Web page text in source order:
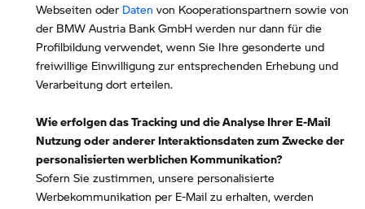
Webseiten oder Daten von Kooperationspartnern sowie von
der BMW Austria Bank GmbH werden nur dann für die
Profilbildung verwendet, wenn Sie Ihre gesonderte und
freiwillige Einwilligung zur entsprechenden Erhebung und
Verarbeitung dort erteilen.
Wie erfolgen das Tracking und die Analyse Ihrer E-Mail
Nutzung oder anderer Interaktionsdaten zum Zwecke der
personalisierten werblichen Kommunikation?
Sofern Sie zustimmen, unsere personalisierte
Werbekommunikation per E-Mail zu erhalten, werden